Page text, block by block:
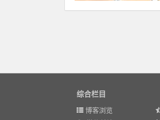
综合栏目
博客浏览